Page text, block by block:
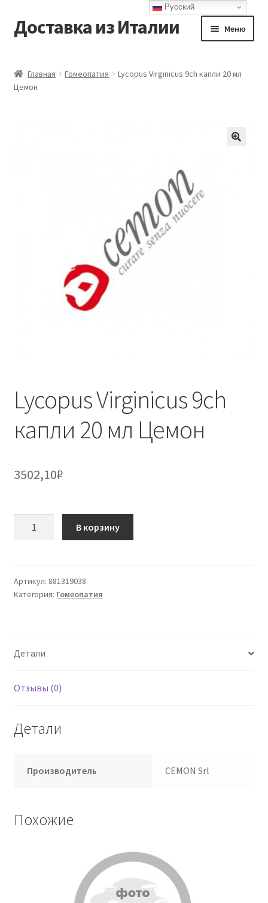
Перейти
к
Перейти
к
Доставка из Италии Меню
Доставка
Главная Гомеопатия
Lycopus Virginicus 9ch капли 20 мл
Цемон
Lycopus Virginicus 9ch
капли 20 мл Цемон
3502,10₽
9ch
капли
В корзину
Артикул: 881319038
Категория: Гомеопатия
Детали
Отзывы (0)
Детали
Производитель CEMON Srl
Похожие
Русский